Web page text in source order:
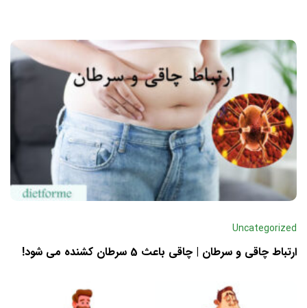
Uncategorized
ارتباط چاقی و سرطان | چاقی باعث 5 سرطان کشنده می شود!